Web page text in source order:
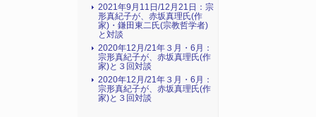
2021年9月11日/12月21日：宗
形真紀子が、赤坂真理氏(作
家)・鎌田東二氏(宗教哲学者)
と対談
2020年12月/21年３月・6月：
宗形真紀子が、赤坂真理氏(作
家)と３回対談
2020年12月/21年３月・6月：
宗形真紀子が、赤坂真理氏(作
家)と３回対談